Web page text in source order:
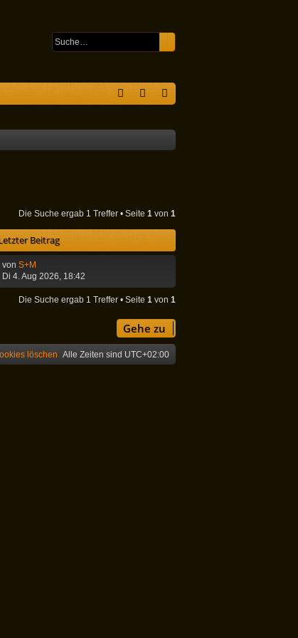
Die Suche ergab 1 Treffer • Seite 1 von 1
Beitrag
von S+M
Di 4. Aug 2026, 18:42
Die Suche ergab 1 Treffer • Seite 1 von 1
Gehe zu
Alle Zeiten sind UTC+02:00
löschen